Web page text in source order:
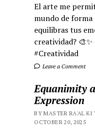
El arte me
mundo de forma
equilibras tus
creatividad?
#Creatividad
Leave a Comment
Equanimity
Expression
BY MASTER RA'AL
OCTOBER 20, 2025